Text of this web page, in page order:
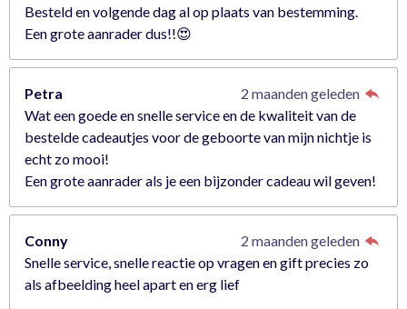
Besteld en volgende dag al op plaats van bestemming.
Een grote aanrader dus!!😍
Petra
2 maanden geleden
Wat een goede en snelle service en de kwaliteit van de
bestelde cadeautjes voor de geboorte van mijn nichtje is
echt zo mooi!
Een grote aanrader als je een bijzonder cadeau wil geven!
Conny
2 maanden geleden
Snelle service, snelle reactie op vragen en gift precies zo
als afbeelding heel apart en erg lief